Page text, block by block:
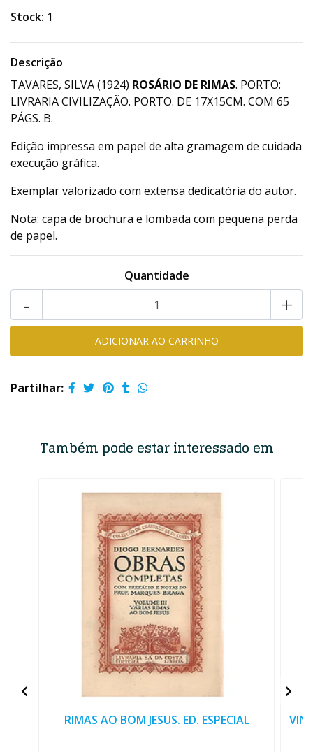
Stock: 1
Descrição
TAVARES, SILVA (1924) ROSÁRIO DE RIMAS. PORTO:
LIVRARIA CIVILIZAÇÃO. PORTO. DE 17X15CM. COM 65
PÁGS. B.
Edição impressa em papel de alta gramagem de cuidada
execução gráfica.
Exemplar valorizado com extensa dedicatória do autor.
Nota: capa de brochura e lombada com pequena perda
de papel.
Quantidade
+
-
Partilhar:
Também pode estar interessado em
RIMAS AO BOM JESUS. ED. ESPECIAL